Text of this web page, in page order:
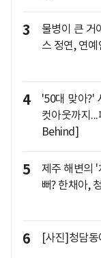
3
물병이 큰 거
스 정연, 연
4
'50대 맞아?'
컷아웃까지
Behind]
5
제주 해변의
뻐? 한채아,
6 [사진]청담동